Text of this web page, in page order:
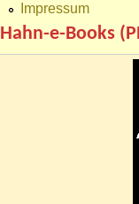
Impressum
Hahn-e-Books